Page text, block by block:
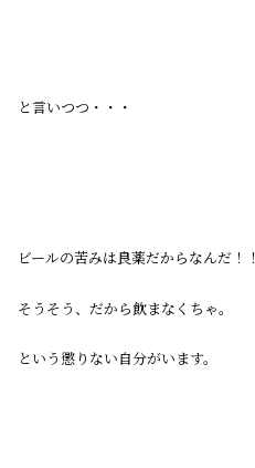
と言いつつ・・・
ビールの苦みは良薬だからなんだ！！
そうそう、だから飲まなくちゃ。
という懲りない自分がいます。